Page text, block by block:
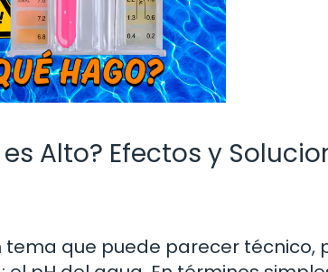
Alto? Efectos y
tema que puede parecer técnico,